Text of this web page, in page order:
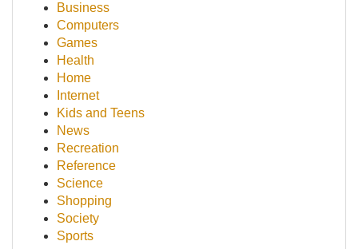
Business
Computers
Games
Health
Home
Internet
Kids and Teens
News
Recreation
Reference
Science
Shopping
Society
Sports